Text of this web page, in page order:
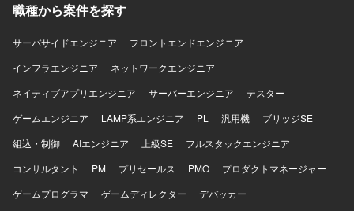
職種から案件を探す
サーバサイドエンジニア
フロントエンドエンジニア
インフラエンジニア
ネットワークエンジニア
ネイティブアプリエンジニア
サーバーエンジニア
テスター
ゲームエンジニア
LAMP系エンジニア PL 汎用機
ブリッジSE
組込・制御
AIエンジニア 上級SE
フルスタックエンジニア
コンサルタント
PM プリセールス PMO
プロダクトマネージャー
ゲームプログラマ
ゲームディレクター
デバッカー